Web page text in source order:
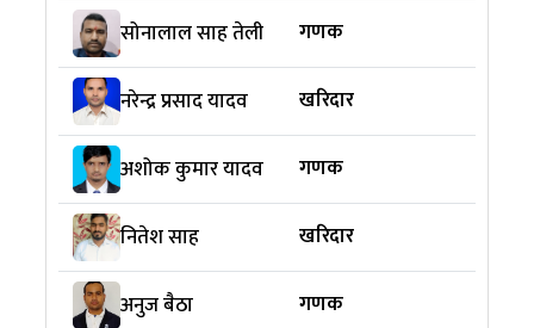
सोनालाल साह तेली गणक
नरेन्द्र प्रसाद यादव खरिदार
अशोक कुमार यादव गणक
नितेश साह खरिदार
अनुज बैठा गणक